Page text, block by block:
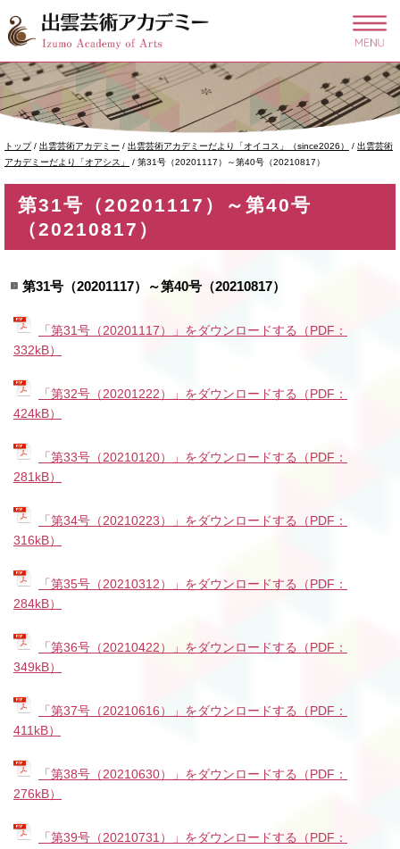
このページの本文へ
現
在
置：
トップ/ 出雲芸術アカデミー / 出雲芸術アカデミーだより「オイコス」（since2026） / 出雲芸術
アカデミーだより「オアシス」
/ 第31号（20201117）～第40号（20210817）
第31号（20201117）～第40号
（20210817）
第31号（20201117）～第40号（20210817）
「第31号（20201117）」をダウンロードする（PDF：
332kB）
「第32号（20201222）」をダウンロードする（PDF：
424kB）
「第33号（20210120）」をダウンロードする（PDF：
281kB）
「第34号（20210223）」をダウンロードする（PDF：
316kB）
「第35号（20210312）」をダウンロードする（PDF：
284kB）
「第36号（20210422）」をダウンロードする（PDF：
349kB）
「第37号（20210616）」をダウンロードする（PDF：
411kB）
「第38号（20210630）」をダウンロードする（PDF：
276kB）
「第39号（20210731）」をダウンロードする（PDF：